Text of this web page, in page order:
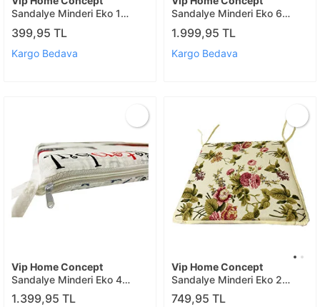
Sandalye Minderi Eko 1
Ad(alaçati)
399,95 TL
Kargo Bedava
Sandalye Minderi Eko 6
Ad(alaçati)
1.999,95 TL
Kargo Bedava
Vip Home Concept
Sandalye Minderi Eko 4
Ad(istanbul)
1.399,95 TL
Vip Home Concept
Sandalye Minderi Eko 2
Ad(ing.gülü)
749,95 TL